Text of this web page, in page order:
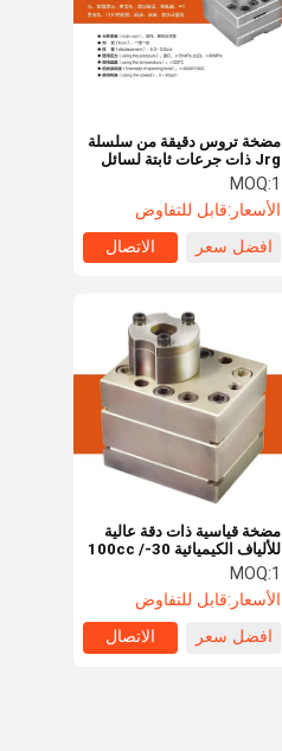
حول بنا
طلب اقتباس
مضخة تروس دقيقة من سلسلة
Jrg ذات جرعات ثابتة لسائل
الغزل والبولي يوريثان ورغوة
البولي يوريثين
MOQ:1
الأسعار:قابل للتفاوض
افضل سعر
الاتصال
مضخة قياسية ذات دقة عالية
للألياف الكيميائية 30-100cc /
R للفوليستر ذوبان التلفMOQ:1
الأسعار:قابل للتفاوض
افضل سعر
الاتصال